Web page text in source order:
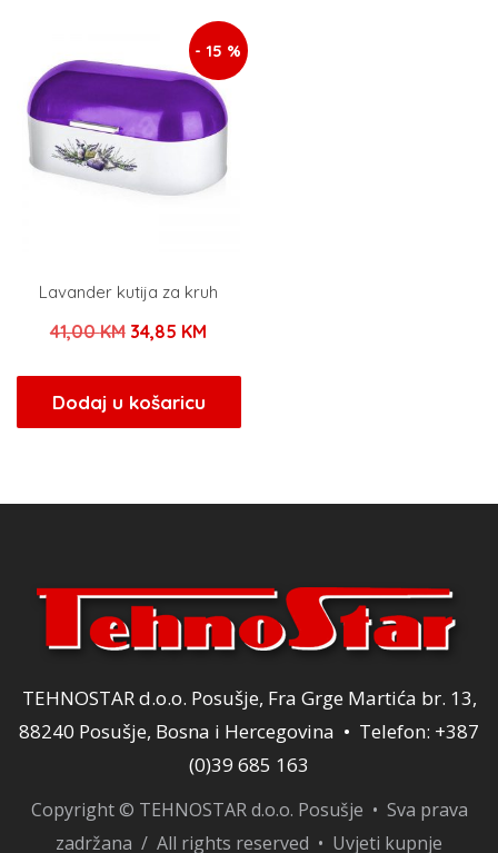
- 15 %
Lavander kutija za kruh
41,00KM Izvorna
bila
je:
34,85 KMTrenutna
34,85 KM.
Dodaj u košaricu
TEHNOSTAR d.o.o. Posušje, Fra Grge Martića br. 13,
88240 Posušje, Bosna i Hercegovina • Telefon: +387
(0)39 685 163
Copyright © TEHNOSTAR d.o.o. Posušje • Sva prava
zadržana / All rights reserved • Uvjeti kupnje